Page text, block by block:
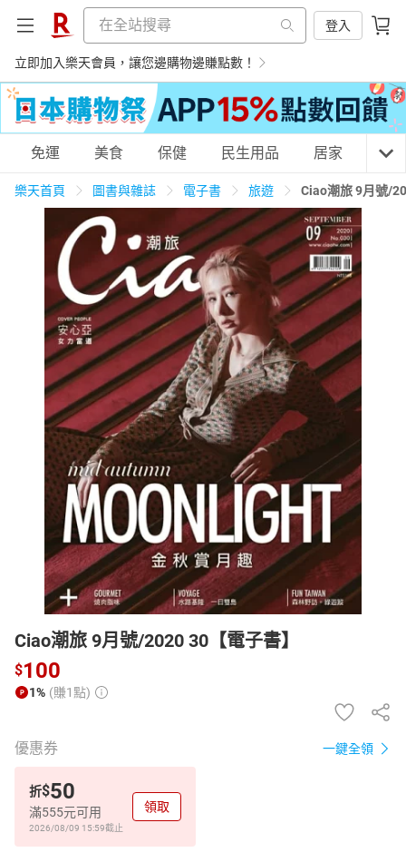
登入
立即加入樂天會員，讓您邊購物邊賺點數！
購物網分類
天天免運 美食蛋糕 養生保健 民生用品
居家生活 3C家電 運動休閒 親子玩具
女裝 男裝 化妝保養 情趣用品
日本購物 電子/紙本書
HOT
免運 美食 保健 民生用品 居家 3C
樂天首頁 圖書與雜誌 電子書 旅遊 Ciao潮旅 9月號/
Ciao潮旅 9月號/2020 30【電子書】
$100
1% (賺1點)
優惠券 一鍵全領
折$50
滿555元可用
2026/08/09 15:59截止
領取